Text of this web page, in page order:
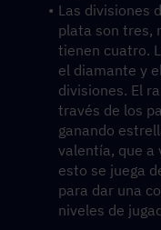
Las divisiones
plata son tres,
tienen cuatro.
el diamante y
divisiones. El
través de los
ganando
valentía, que a
esto se juega
para dar una
niveles de